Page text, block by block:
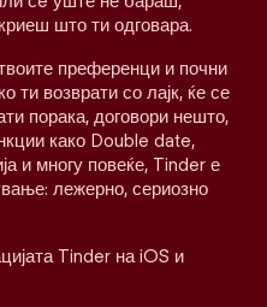
што ти одговара.
преференци и почни
ти возврати со лајк, ќе се
порака, договори нешто,
како Double date,
и многу повеќе, Tinder е
лежерно, сериозно
Tinder на iOS и